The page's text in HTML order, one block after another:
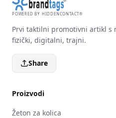
POWERED BY HIDDENCONTACT®
Prvi taktilni promotivni artikl s
fizički, digitalni, trajni.
Share
Proizvodi
Žeton za kolica